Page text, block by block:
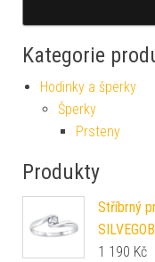
Kategorie
Hodinky a šperky
Šperky
Prsteny
Produkty
Stříbrný
1 190 Kč